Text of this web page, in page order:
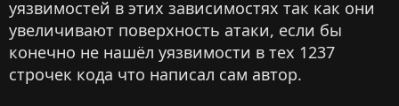
уязвимостей в этих зависимостях так как они
увеличивают поверхность атаки, если бы
конечно не нашёл уязвимости в тех 1237
строчек кода что написал сам автор.